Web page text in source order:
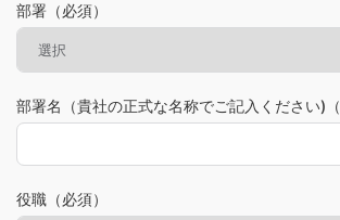
部署（必須）
部署名（貴社の正式な名称でご記入ください)（
役職（必須）